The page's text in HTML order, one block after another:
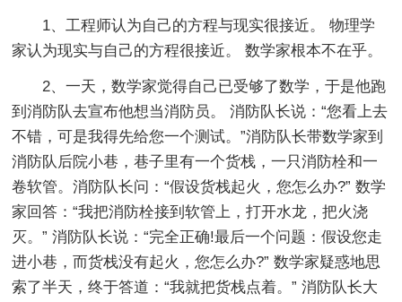
1、工程师认为自己的方程与现实很接近。 物理学
家认为现实与自己的方程很接近。 数学家根本不在乎。
2、一天，数学家觉得自己已受够了数学，于是他跑
到消防队去宣布他想当消防员。 消防队长说：“您看上去
不错，可是我得先给您一个测试。”消防队长带数学家到
消防队后院小巷，巷子里有一个货栈，一只消防栓和一
卷软管。消防队长问：“假设货栈起火，您怎么办?” 数学
家回答：“我把消防栓接到软管上，打开水龙，把火浇
灭。” 消防队长说：“完全正确!最后一个问题：假设您走
进小巷，而货栈没有起火，您怎么办?” 数学家疑惑地思
索了半天，终于答道：“我就把货栈点着。” 消防队长大